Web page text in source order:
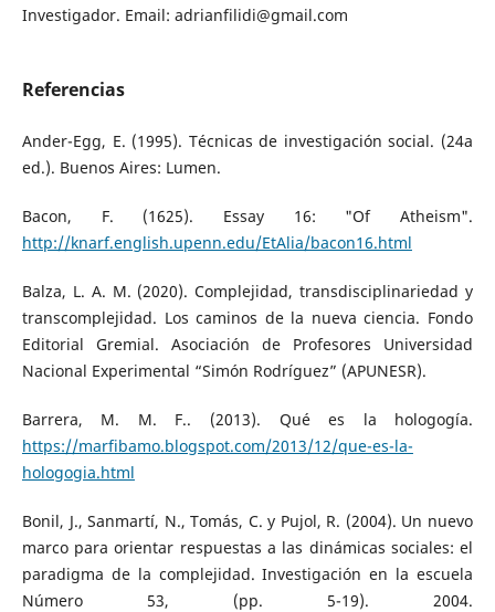
Investigador. Email: adrianfilidi@gmail.com
Referencias
Ander-Egg, E. (1995). Técnicas de investigación social. (24a
ed.). Buenos Aires: Lumen.
Bacon, F. (1625). Essay 16: "Of Atheism".
http://knarf.english.upenn.edu/EtAlia/bacon16.html
Balza, L. A. M. (2020). Complejidad, transdisciplinariedad y
transcomplejidad. Los caminos de la nueva ciencia. Fondo
Editorial Gremial. Asociación de Profesores Universidad
Nacional Experimental “Simón Rodríguez” (APUNESR).
Barrera, M. M. F.. (2013). Qué es la hologogía.
https://marfibamo.blogspot.com/2013/12/que-es-la-
hologogia.html
Bonil, J., Sanmartí, N., Tomás, C. y Pujol, R. (2004). Un nuevo
marco para orientar respuestas a las dinámicas sociales: el
paradigma de la complejidad. Investigación en la escuela
Número 53, (pp. 5-19). 2004.